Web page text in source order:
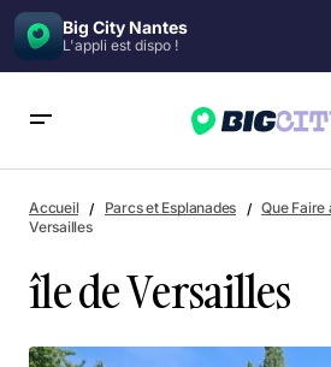
Big City Nantes
L'appli est dispo !
Accueil Parcs et Esplanades Que Faire
Versailles
île de Versailles